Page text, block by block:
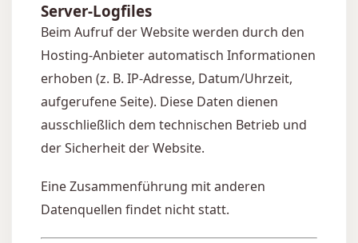
Server-Logfiles
Beim Aufruf der Website werden durch den
Hosting-Anbieter automatisch Informationen
erhoben (z. B. IP-Adresse, Datum/Uhrzeit,
aufgerufene Seite). Diese Daten dienen
ausschließlich dem technischen Betrieb und
der Sicherheit der Website.
Eine Zusammenführung mit anderen
Datenquellen findet nicht statt.